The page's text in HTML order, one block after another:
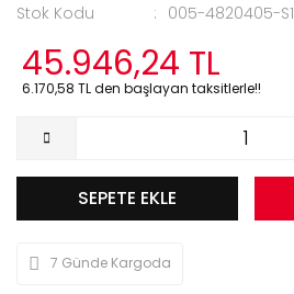
Stok Kodu
005-4820405-S1
45.946,24 TL
6.170,58 TL den başlayan taksitlerle!!
SEPETE EKLE
7 Günde Kargoda